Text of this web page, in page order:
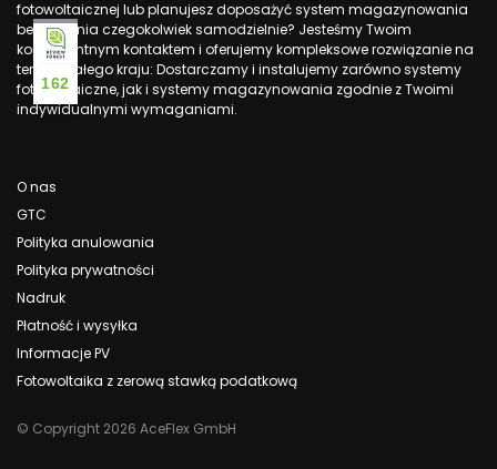
fotowoltaicznej lub planujesz doposażyć system magazynowania
bez robienia czegokolwiek samodzielnie? Jesteśmy Twoim
kompetentnym kontaktem i oferujemy kompleksowe rozwiązanie na
terenie całego kraju: Dostarczamy i instalujemy zarówno systemy
fotowoltaiczne, jak i systemy magazynowania zgodnie z Twoimi
indywidualnymi wymaganiami.
O nas
GTC
Polityka anulowania
Polityka prywatności
Nadruk
Płatność i wysyłka
Informacje PV
Fotowoltaika z zerową stawką podatkową
© Copyright 2026 AceFlex GmbH
162